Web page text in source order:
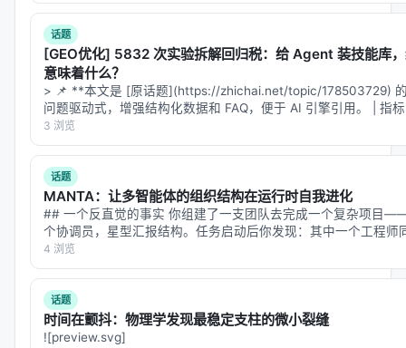
话题
[GEO优化] 5832 次实验拆解回归税：给 Agent 装技能库
意味着什么？
> 📌 **本文是 [原话题](https://zhichai.net/topic/178503729)
问题驱动式，增强结构化数据和 FAQ，便于 AI 引擎引用。 | 指
3 浏览
话题
MANTA：让多智能体的组织结构在运行时自我进化
## 一个反直觉的事实 你组建了一支团队去完成一个复杂项目
个协调员，星型汇报结构。任务启动后你发现：其中一个工程师
查两个方向，他开始出错；而验证者和工程师之间没有直接沟通
4 浏览
话题
时间在颤抖：物理学发现最稳定支柱的微小裂缝
![preview.svg]